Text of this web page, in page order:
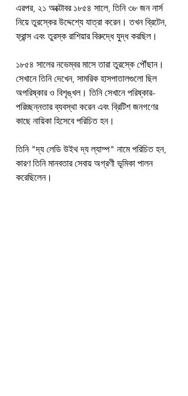
এরপর, ২১ অক্টোবর ১৮৫৪ সালে, তিনি ৩৮ জন নার্স
নিয়ে তুরস্কের উদ্দেশ্যে যাত্রা করেন। তখন ব্রিটেন,
ফ্রান্স এবং তুরস্ক রাশিয়ার বিরুদ্ধে যুদ্ধ করছিল।
১৮৫৪ সালের নভেম্বর মাসে তারা তুরস্কে পৌঁছান।
সেখানে তিনি দেখেন, সামরিক হাসপাতালগুলো ছিল
অপরিষ্কার ও বিশৃঙ্খল। তিনি সেখানে পরিষ্কার-
পরিচ্ছন্নতার ব্যবস্থা করেন এবং ব্রিটিশ জনগণের
কাছে নায়িকা হিসেবে পরিচিত হন।
তিনি "দ্য লেডি উইথ দ্য ল্যাম্প" নামে পরিচিত হন,
কারণ তিনি মানবতার সেবায় অগ্রণী ভূমিকা পালন
করেছিলেন।